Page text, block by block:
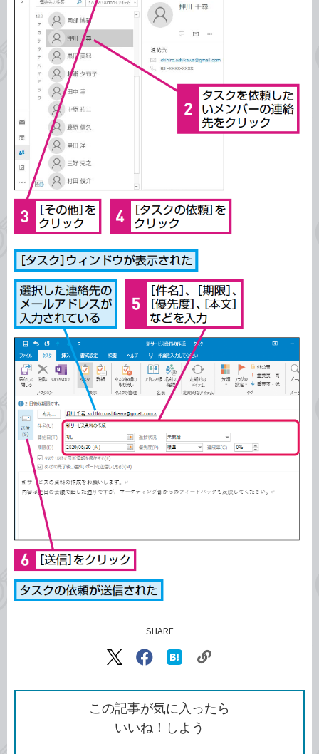
SHARE
X（旧
で
シ
ェ
ア
Facebook
シ
ェ
ア
な
ブ
ッ
ク
ク
を
コ
この記事が気に入ったら
いいね！しよう